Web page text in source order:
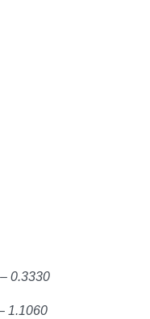
– 0.3330
1.1060